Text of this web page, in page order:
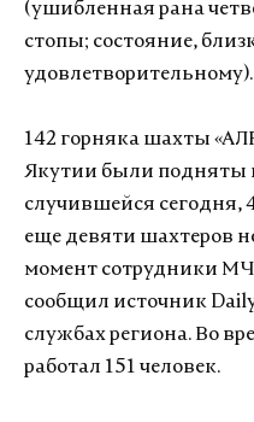
(ушибленная рана
стопы; состояние,
удовлетворительному).
142 горняка шахты
Якутии были подняты
случившейся сегодня,
еще девяти шахтеров
момент сотрудники
сообщил источник
службах региона. Во
работал 151 человек.